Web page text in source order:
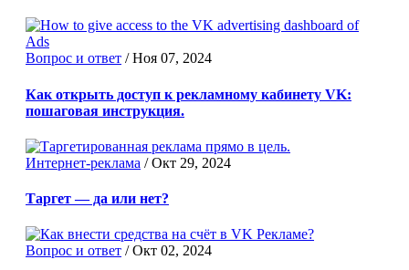
Вопрос и ответ /Ноя 07, 2024
Как открыть доступ к рекламному кабинету VK:
пошаговая инструкция.
Интернет-реклама /Окт 29, 2024
Таргет — да или нет?
Вопрос и ответ /Окт 02, 2024